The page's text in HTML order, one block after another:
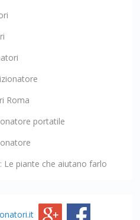
Roma
portatile
Le piante che aiutano farlo